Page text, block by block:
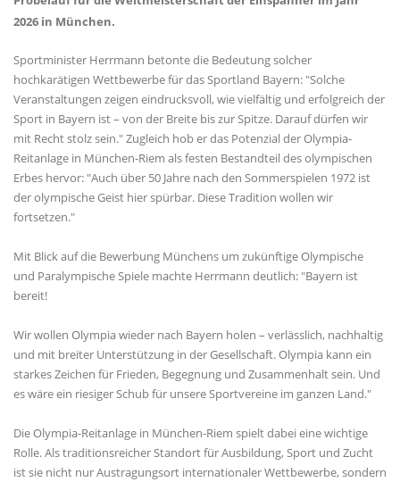
2026 in München.
Sportminister Herrmann betonte die Bedeutung solcher
hochkarätigen Wettbewerbe für das Sportland Bayern: "Solche
Veranstaltungen zeigen eindrucksvoll, wie vielfältig und erfolgreich der
Sport in Bayern ist – von der Breite bis zur Spitze. Darauf dürfen wir
mit Recht stolz sein." Zugleich hob er das Potenzial der Olympia-
Reitanlage in München-Riem als festen Bestandteil des olympischen
Erbes hervor: "Auch über 50 Jahre nach den Sommerspielen 1972 ist
der olympische Geist hier spürbar. Diese Tradition wollen wir
fortsetzen."
Mit Blick auf die Bewerbung Münchens um zukünftige Olympische
und Paralympische Spiele machte Herrmann deutlich: "Bayern ist
bereit!
Wir wollen Olympia wieder nach Bayern holen – verlässlich, nachhaltig
und mit breiter Unterstützung in der Gesellschaft. Olympia kann ein
starkes Zeichen für Frieden, Begegnung und Zusammenhalt sein. Und
es wäre ein riesiger Schub für unsere Sportvereine im ganzen Land."
Die Olympia-Reitanlage in München-Riem spielt dabei eine wichtige
Rolle. Als traditionsreicher Standort für Ausbildung, Sport und Zucht
ist sie nicht nur Austragungsort internationaler Wettbewerbe, sondern